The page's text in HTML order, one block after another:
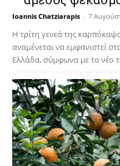
Ioannis Chatziarapis - 7
Η τρίτη γενεά της
αναμένεται να εμφανιστεί
Ελλάδα, σύμφωνα με το νέο